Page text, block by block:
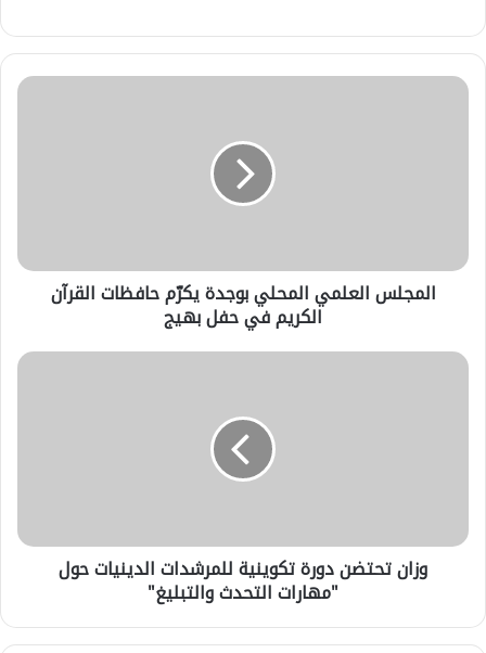
المجلس
في
المجلس العلمي المحلي بوجدة يكرّم حافظات القرآن
الكريم في حفل بهيج
وزان
التحدث
والتبليغ"وزان تحتضن دورة تكوينية للمرشدات الدينيات حول
"مهارات التحدث والتبليغ"